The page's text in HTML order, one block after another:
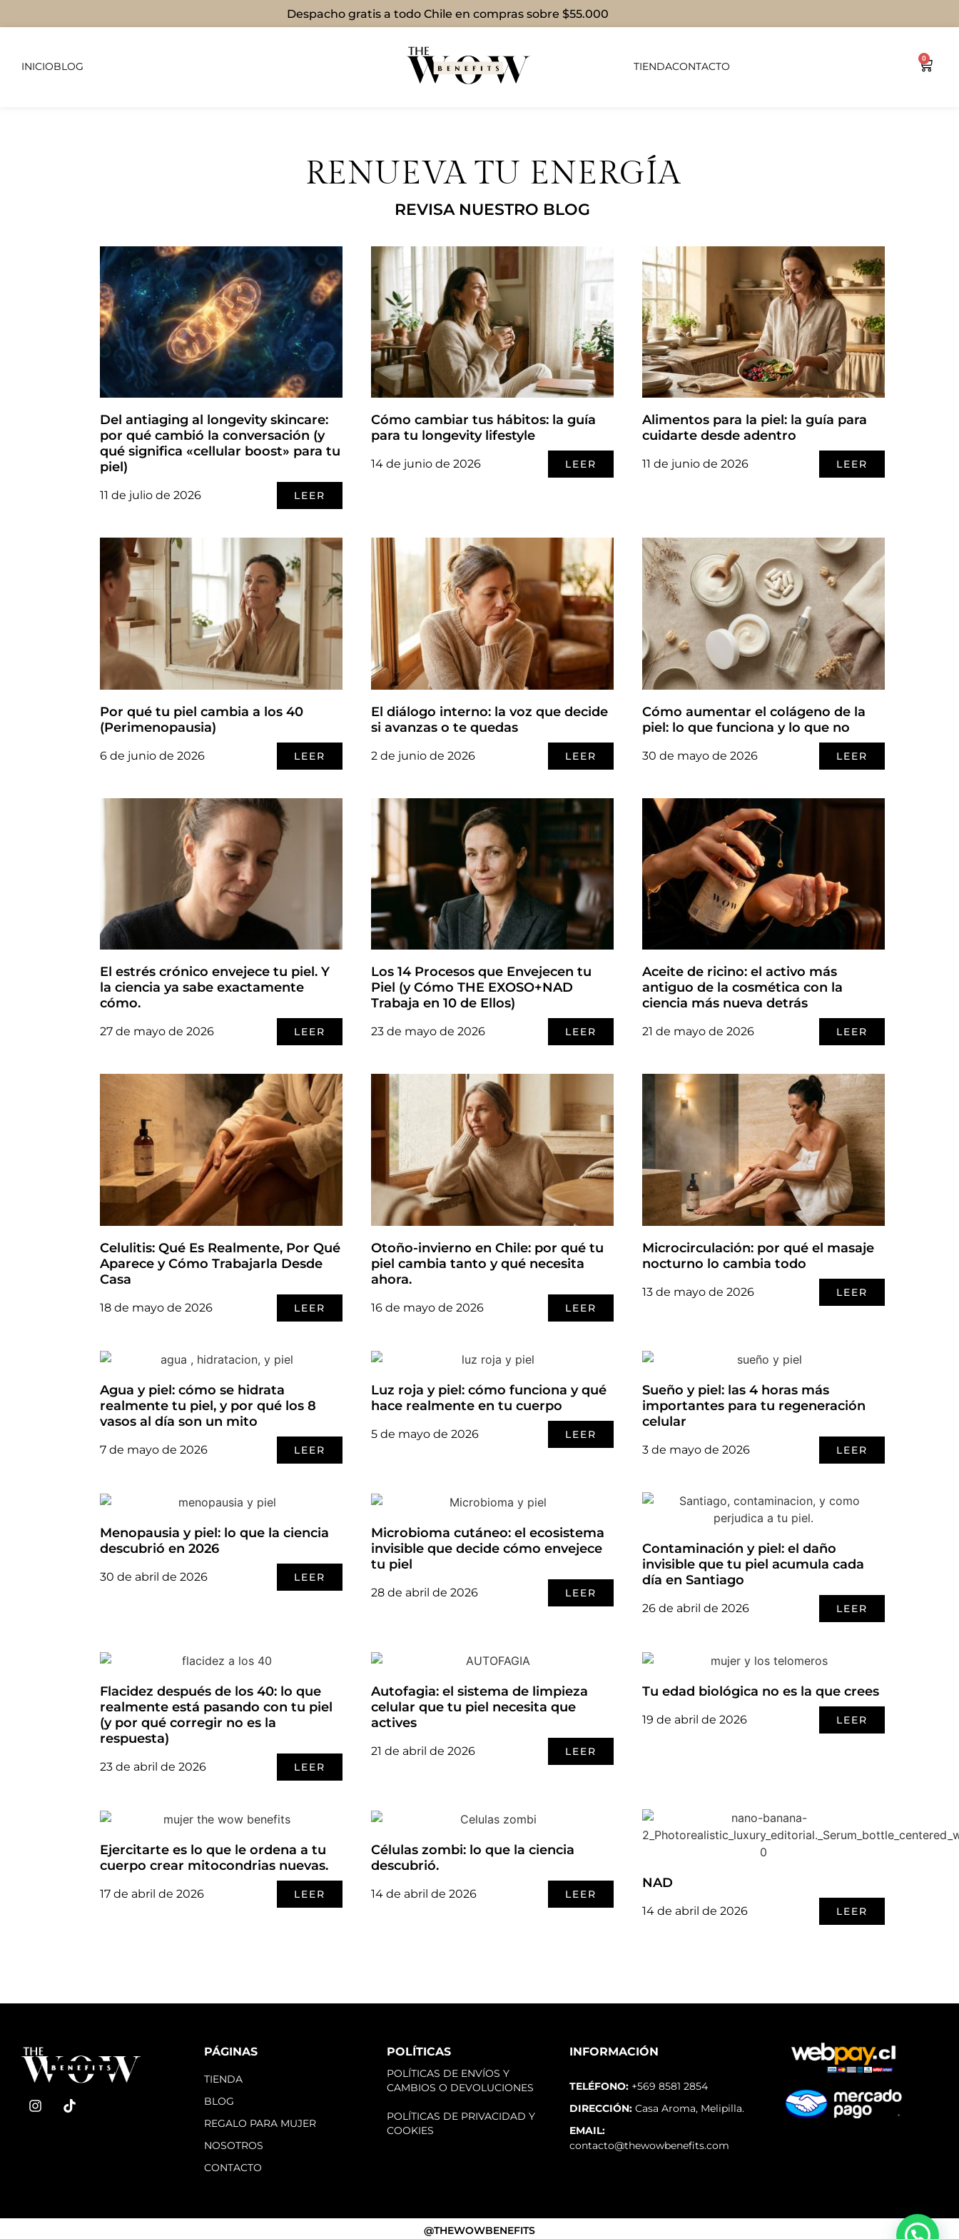
Despacho gratis a todo Chile en compras sobre $55.000
INICIOBLOG TIENDACONTACTO
0
RENUEVA TU ENERGÍA
REVISA NUESTRO BLOG
Del antiaging al longevity skincare:
por qué cambió la conversación (y
qué significa «cellular boost» para tu
piel)
11 de julio de 2026 LEER
Cómo cambiar tus hábitos: la guía
para tu longevity lifestyle
14 de junio de 2026 LEER
Alimentos para la piel: la guía para
cuidarte desde adentro
11 de junio de 2026 LEER
Por qué tu piel cambia a los 40
(Perimenopausia)
6 de junio de 2026 LEER
El diálogo interno: la voz que decide
si avanzas o te quedas
2 de junio de 2026 LEER
Cómo aumentar el colágeno de la
piel: lo que funciona y lo que no
30 de mayo de 2026 LEER
El estrés crónico envejece tu piel. Y
la ciencia ya sabe exactamente
cómo.
27 de mayo de 2026 LEER
Los 14 Procesos que Envejecen tu
Piel (y Cómo THE EXOSO+NAD
Trabaja en 10 de Ellos)
23 de mayo de 2026 LEER
Aceite de ricino: el activo más
antiguo de la cosmética con la
ciencia más nueva detrás
21 de mayo de 2026 LEER
Celulitis: Qué Es Realmente, Por Qué
Aparece y Cómo Trabajarla Desde
Casa
18 de mayo de 2026 LEER
Otoño-invierno en Chile: por qué tu
piel cambia tanto y qué necesita
ahora.
16 de mayo de 2026 LEER
Microcirculación: por qué el masaje
nocturno lo cambia todo
13 de mayo de 2026 LEER
Agua y piel: cómo se hidrata
realmente tu piel, y por qué los 8
vasos al día son un mito
7 de mayo de 2026 LEER
Luz roja y piel: cómo funciona y qué
hace realmente en tu cuerpo
5 de mayo de 2026 LEER
Sueño y piel: las 4 horas más
importantes para tu regeneración
celular
3 de mayo de 2026 LEER
Menopausia y piel: lo que la ciencia
descubrió en 2026
30 de abril de 2026 LEER
Microbioma cutáneo: el ecosistema
invisible que decide cómo envejece
tu piel
28 de abril de 2026 LEER
Contaminación y piel: el daño
invisible que tu piel acumula cada
día en Santiago
26 de abril de 2026 LEER
Flacidez después de los 40: lo que
realmente está pasando con tu piel
(y por qué corregir no es la
respuesta)
23 de abril de 2026 LEER
Autofagia: el sistema de limpieza
celular que tu piel necesita que
actives
21 de abril de 2026 LEER
Tu edad biológica no es la que crees
19 de abril de 2026 LEER
Ejercitarte es lo que le ordena a tu
cuerpo crear mitocondrias nuevas.
17 de abril de 2026 LEER
Células zombi: lo que la ciencia
descubrió.
14 de abril de 2026 LEER
NAD
14 de abril de 2026 LEER
PÁGINAS
TIENDA
BLOG
REGALO PARA MUJER
NOSOTROS
CONTACTO
POLÍTICAS
POLÍTICAS DE ENVÍOS Y
CAMBIOS O DEVOLUCIONES
POLÍTICAS DE PRIVACIDAD Y
COOKIES
INFORMACIÓN
TELÉFONO: +569 8581 2854
DIRECCIÓN: Casa Aroma, Melipilla.
EMAIL:
contacto@thewowbenefits.com
@THEWOWBENEFITS